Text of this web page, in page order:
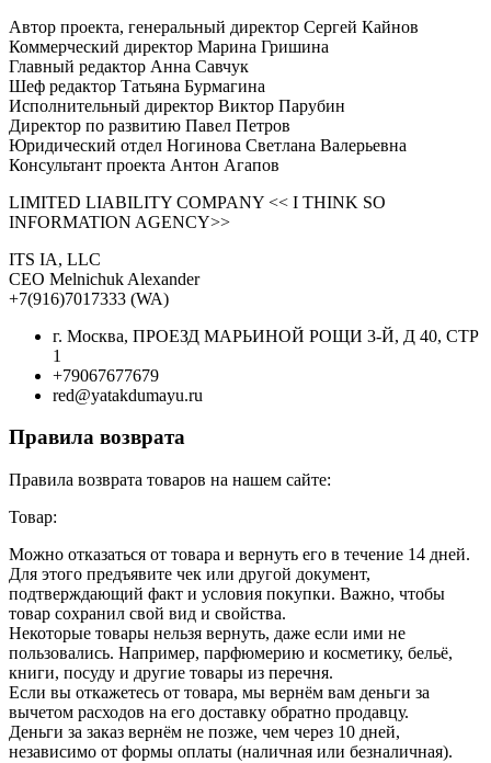
Автор проекта, генеральный директор Сергей Кайнов
Коммерческий директор Марина Гришина
Главный редактор Анна Савчук
Шеф редактор Татьяна Бурмагина
Исполнительный директор Виктор Парубин
Директор по развитию Павел Петров
Юридический отдел Ногинова Светлана Валерьевна
Консультант проекта Антон Агапов
LIMITED LIABILITY COMPANY << I THINK SO
INFORMATION AGENCY>>
ITS IA, LLC
CEO Melnichuk Alexander
+7(916)7017333 (WA)
г. Москва, ПРОЕЗД МАРЬИНОЙ РОЩИ 3-Й, Д 40, СТР
1
+79067677679
red@yatakdumayu.ru
Правила возврата
Правила возврата товаров на нашем сайте:
Товар:
Можно отказаться от товара и вернуть его в течение 14 дней.
Для этого предъявите чек или другой документ,
подтверждающий факт и условия покупки. Важно, чтобы
товар сохранил свой вид и свойства.
Некоторые товары нельзя вернуть, даже если ими не
пользовались. Например, парфюмерию и косметику, бельё,
книги, посуду и другие товары из перечня.
Если вы откажетесь от товара, мы вернём вам деньги за
вычетом расходов на его доставку обратно продавцу.
Деньги за заказ вернём не позже, чем через 10 дней,
независимо от формы оплаты (наличная или безналичная).